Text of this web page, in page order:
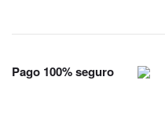
Pago 100% seguro